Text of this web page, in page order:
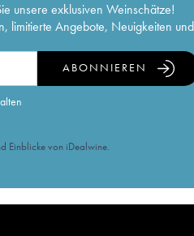
unsere exklusiven Weinschätze!
limitierte Angebote, Neuigkeiten
ABONNIEREN
Einblicke von iDealwine.